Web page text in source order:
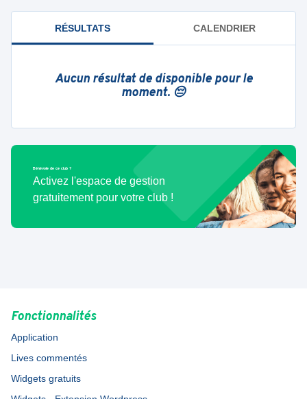
RÉSULTATS CALENDRIER
Aucun résultat de disponible pour le
moment. 😔
Bénévole de ce club ?
Activez l'espace de gestion
gratuitement pour votre club !
Fonctionnalités
Application
Lives commentés
Widgets gratuits